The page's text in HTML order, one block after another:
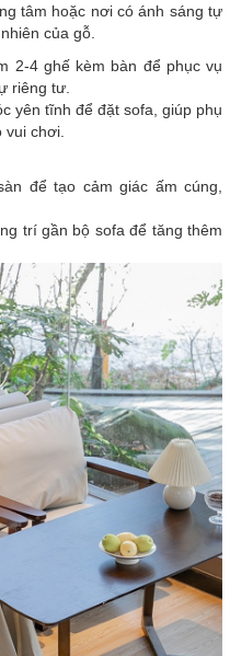
tâm hoặc nơi có ánh sáng tự
của gỗ.
2-4 ghế kèm bàn để phục vụ
riêng tư.
yên tĩnh để đặt sofa, giúp phụ
vui chơi.
để tạo cảm giác ấm cúng,
trí gần bộ sofa để tăng thêm